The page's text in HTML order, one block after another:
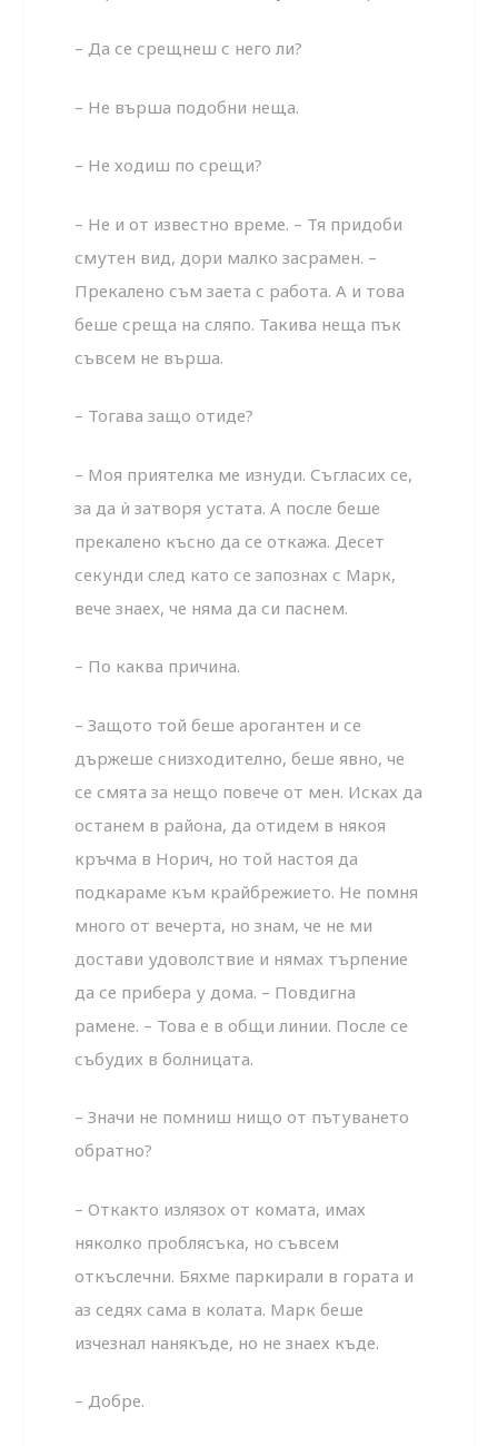
– Да се срещнеш с него ли?
– Не върша подобни неща.
– Не ходиш по срещи?
– Не и от известно време. – Тя придоби
смутен вид, дори малко засрамен. –
Прекалено съм заета с работа. А и това
беше среща на сляпо. Такива неща пък
съвсем не върша.
– Тогава защо отиде?
– Моя приятелка ме изнуди. Съгласих се,
за да ѝ затворя устата. А после беше
прекалено късно да се откажа. Десет
секунди след като се запознах с Марк,
вече знаех, че няма да си паснем.
– По каква причина.
– Защото той беше арогантен и се
държеше снизходи­телно, беше явно, че
се смята за нещо повече от мен. Исках да
останем в района, да отидем в някоя
кръчма в Норич, но той настоя да
подкараме към крайбрежието. Не помня
мно­го от вечерта, но знам, че не ми
достави удоволствие и нямах търпение
да се прибера у дома. – Повдигна
рамене. – Това е в общи линии. После се
събудих в болницата.
– Значи не помниш нищо от пътуването
обратно?
– Откакто излязох от комата, имах
няколко проблясъка, но съвсем
откъслечни. Бяхме паркирали в гората и
аз седях сама в колата. Марк беше
изчезнал нанякъде, но не знаех къде.
– Добре.